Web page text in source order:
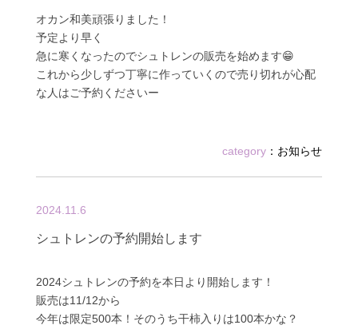
オカン和美頑張りました！
予定より早く
急に寒くなったのでシュトレンの販売を始めます😁
これから少しずつ丁寧に作っていくので売り切れが心配
な人はご予約くださいー
category ： お知らせ
2024.11.6
シュトレンの予約開始します
2024シュトレンの予約を本日より開始します！
販売は11/12から
今年は限定500本！そのうち干柿入りは100本かな？